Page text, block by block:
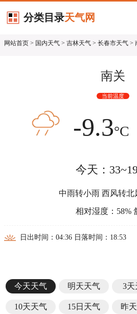
分类目录天气网
网站首页 > 国内天气 > 吉林天气 > 长春市天气 >
南关
当前温度
-9.3°C
今天：
中雨转小雨 西风转北
相对湿度：58%
日出时间：04:36 日落时间：18:53
今天天气 明天天气 3天
10天天气 15日天气 昨